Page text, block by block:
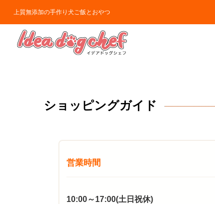
上質無添加の手作り犬ご飯とおやつ
ショッピングガイド
営業時間
10:00～17:00(土日祝休)